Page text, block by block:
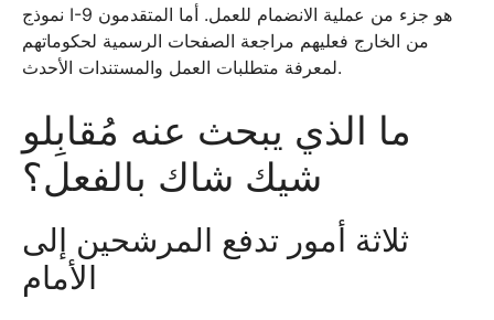
نموذج I-9 هو جزء من عملية الانضمام للعمل. أما المتقدمون
من الخارج فعليهم مراجعة الصفحات الرسمية لحكوماتهم
لمعرفة متطلبات العمل والمستندات الأحدث.
ما الذي يبحث عنه مُقابِلو
شيك شاك بالفعل؟
ثلاثة أمور تدفع المرشحين إلى
الأمام